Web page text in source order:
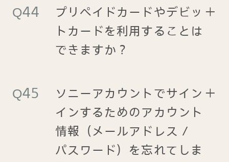
プリペイドカードやデビッ
トカードを利用することは
できますか？
＋
ソニーアカウントでサイン
インするためのアカウント
情報（メールアドレス /
パスワード）を忘れてしま
＋